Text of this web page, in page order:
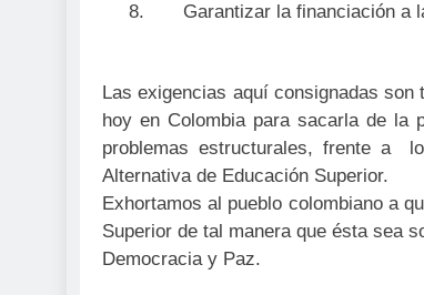
8. Garantizar la financiación a
Las exigencias aquí consignadas
hoy en Colombia para sacarla de la
problemas estructurales, frente a
Alternativa de Educación Superior.
Exhortamos al pueblo colombiano a
Superior de tal manera que ésta sea
Democracia y Paz.